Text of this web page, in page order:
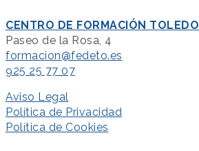
CENTRO DE FORMACIÓN TOLEDO
Paseo de la Rosa, 4
formacion@fedeto.es
925 25 77 07
Aviso Legal
Política de Privacidad
Política de Cookies